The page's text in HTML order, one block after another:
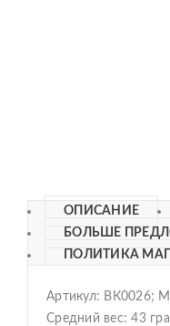
ОПИСАНИЕ
БОЛЬШЕ
ПОЛИТИКА
Артикул: ВК0026;
Средний вес: 43